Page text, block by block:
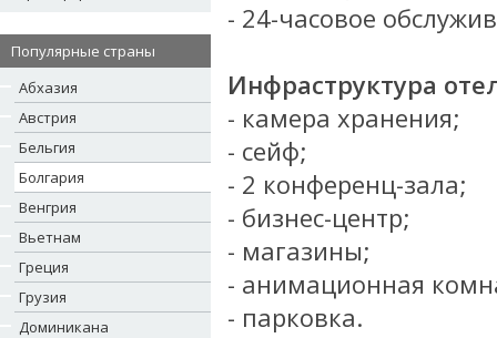
Популярные страны
Абхазия
Австрия
Бельгия
Болгария
Венгрия
Вьетнам
Греция
Грузия
Доминикана
- 24-часовое
Инфраструктура
- камера хранения;
- сейф;
- 2 конференц-зала;
- бизнес-центр;
- магазины;
- анимационная
- парковка.